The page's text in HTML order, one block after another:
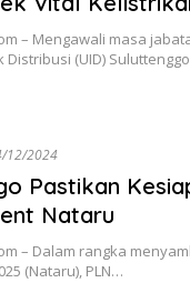
– Mengawali masa
Distribusi (UID)
12/2024
Pastikan
Nataru
– Dalam rangka
(Nataru), PLN…